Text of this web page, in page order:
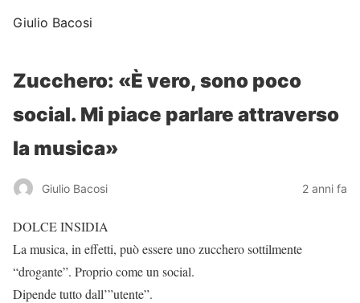
Giulio Bacosi
Zucchero: «È vero, sono poco
social. Mi piace parlare attraverso
la musica»
Giulio Bacosi 2 anni fa
DOLCE INSIDIA
La musica, in effetti, può essere uno zucchero sottilmente
“drogante”. Proprio come un social.
Dipende tutto dall’”utente”.